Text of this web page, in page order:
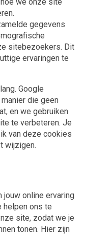
gegevens
sitebezoekers. Dit
ervaringen te
Google
die geen
en we gebruiken
te verbeteren. Je
van deze cookies
wijzigen.
online ervaring
helpen ons te
site, zodat we je
tonen. Hier zijn